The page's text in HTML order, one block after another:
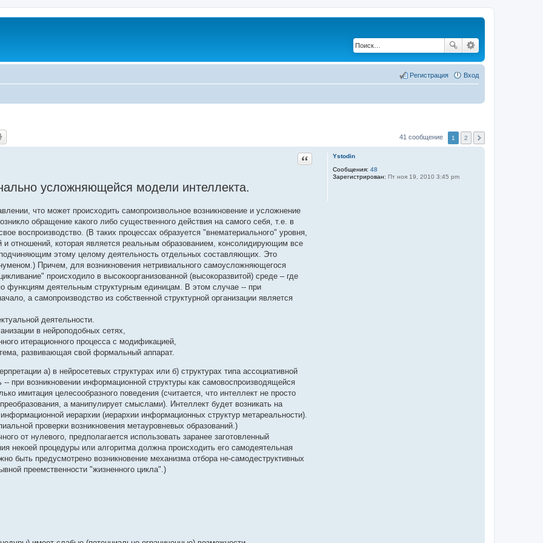
Вход
Регистрация
41 сообщение 1 2
Ystodin
Сообщения: 48
Зарегистрирован: Пт ноя 19, 2010 3:45 pm
Цитата
усложняющейся модели интеллекта.
что может происходить самопроизвольное возникновение и усложнение
обращение какого либо существенного действия на самого себя, т.е. в
воспроизводство. (В таких процессах образуется "внематериального" уровня,
и отношений, которая является реальным образованием, консолидирующим все
этому целому деятельность отдельных составляющих. Это
Причем, для возникновения нетривиального самоусложняющегося
происходило в высокоорганизованной (высокоразвитой) среде – где
функциям деятельным структурным единицам. В этом случае -- при
а самопроизводство из собственной структурной организации является
деятельности.
в нейроподобных сетях,
итерационного процесса с модификацией,
развивающая свой формальный аппарат.
а) в нейросетевых структурах или б) структурах типа ассоциативной
при возникновении информационной структуры как самовоспроизводящейся
имитация целесообразного поведения (считается, что интеллект не просто
а манипулирует смыслами). Интеллект будет возникать на
иерархии (иерархии информационных структур метареальности).
проверки возникновения метауровневых образований.)
от нулевого, предполагается использовать заранее заготовленный
некоей процедуры или алгоритма должна происходить его самодеятельная
быть предусмотрено возникновение механизма отбора не-самодеструктивных
преемственности "жизненного цикла".)